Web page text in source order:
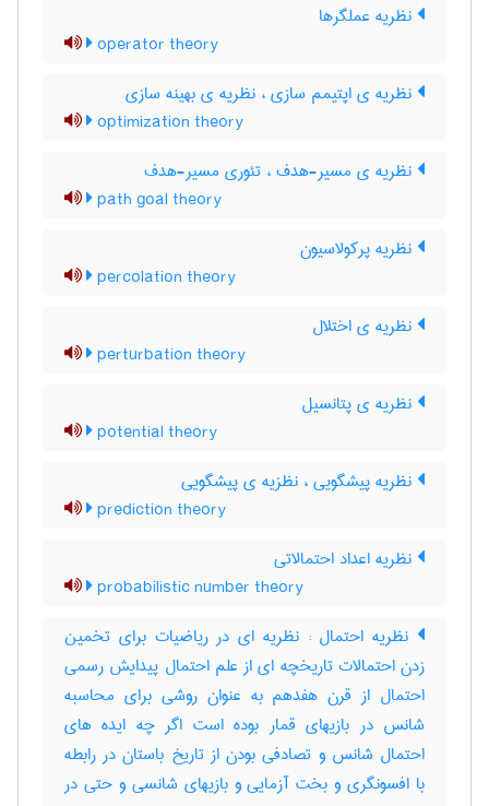
نظریه‌ عملگرها
operator theory
نظریه ی اپتیمم سازی ، نظریه ی بهینه سازی
optimization theory
نظریه ی مسیر-هدف ، تئوری مسیر-هدف
path goal theory
نظریه پرکولاسیون
percolation theory
نظریه ی اختلال
perturbation theory
نظریه ی پتانسیل
potential theory
نظریه پیشگویی ، نظزیه ی پیشگویی
prediction theory
نظریه اعداد احتمالاتی
probabilistic number theory
نظریه احتمال : نظریه ای در ریاضیات برای تخمین
زدن احتمالات تاریخچه ای از علم احتمال پیدایش رسمی
احتمال از قرن هفدهم به عنوان روشی برای محاسبه
شانس در بازیهای قمار بوده است اگر چه ایده های
احتمال شانس و تصادفی بودن از تاریخ باستان در رابطه
با افسونگری و بخت آزمایی و بازیهای شانسی و حتی در